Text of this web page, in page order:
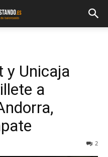
y Unicaja
a
2